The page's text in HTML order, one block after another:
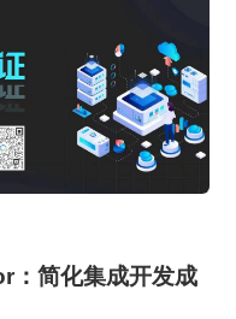
简化集成开发成